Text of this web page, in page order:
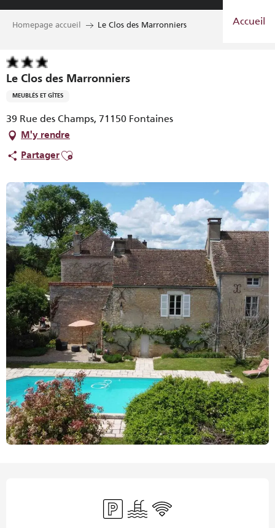
Aller
Accueil
Homepage accueil Le Clos des Marronniers
Le Clos des Marronniers
MEUBLÉS ET GÎTES
39 Rue des Champs, 71150 Fontaines
M'y rendre
PartagerAjouter aux favoris
ParkingPiscineWiFi